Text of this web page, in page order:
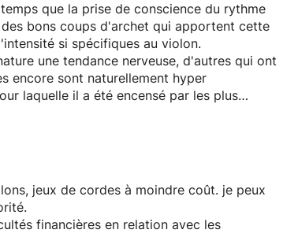
que la prise de conscience du rythme
bons coups d'archet qui apportent cette
si spécifiques au violon.
une tendance nerveuse, d'autres qui ont
encore sont naturellement hyper
laquelle il a été encensé par les plus
C'est très fréquent, ce pourquoi, il faut
cela vient progressivement, c'est
pour y parvenir plus aisément
jeux de cordes à moindre coût. je peux
financières en relation avec les